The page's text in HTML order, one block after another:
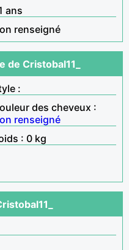
ans
renseigné
Cristobal11_
:
des cheveux :
renseigné
: 0 kg